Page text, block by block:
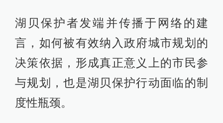
湖贝保护者发端并传播于网络的建
言，如何被有效纳入政府城市规划的
决策依据，形成真正意义上的市民参
与规划，也是湖贝保护行动面临的制
度性瓶颈。